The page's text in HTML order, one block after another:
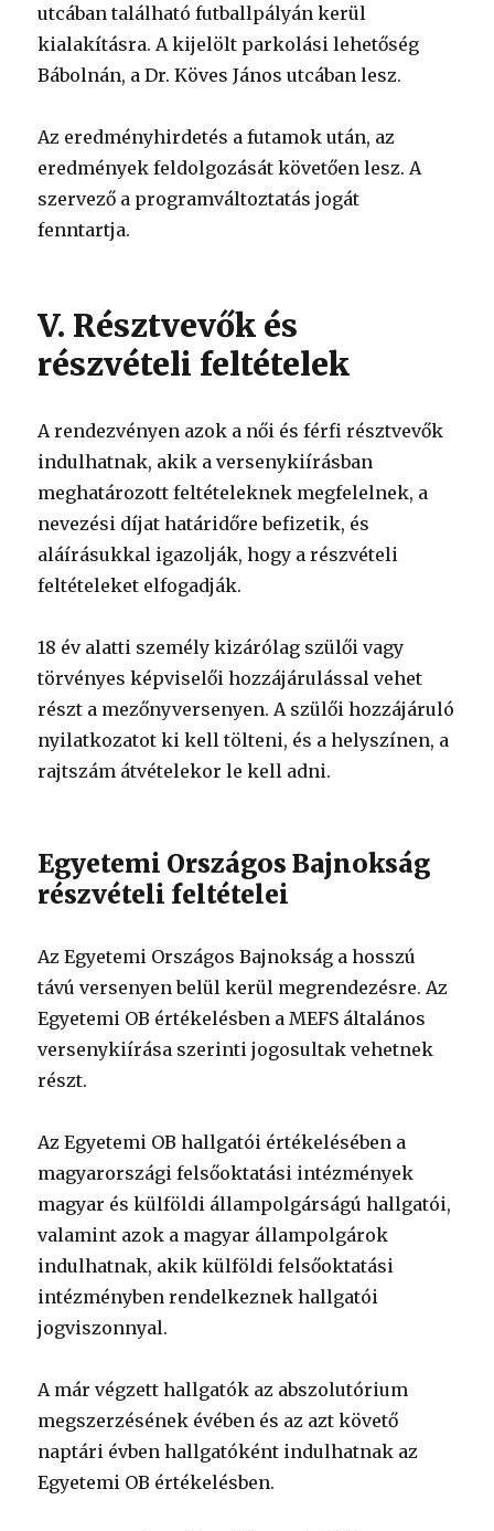
utcában található futballpályán kerül
kialakításra. A kijelölt parkolási lehetőség
Bábolnán, a Dr. Köves János utcában lesz.
Az eredményhirdetés a futamok után, az
eredmények feldolgozását követően lesz. A
szervező a programváltoztatás jogát
fenntartja.
V. Résztvevők és
részvételi feltételek
A rendezvényen azok a női és férfi résztvevők
indulhatnak, akik a versenykiírásban
meghatározott feltételeknek megfelelnek, a
nevezési díjat határidőre befizetik, és
aláírásukkal igazolják, hogy a részvételi
feltételeket elfogadják.
18 év alatti személy kizárólag szülői vagy
törvényes képviselői hozzájárulással vehet
részt a mezőnyversenyen. A szülői hozzájáruló
nyilatkozatot ki kell tölteni, és a helyszínen, a
rajtszám átvételekor le kell adni.
Egyetemi Országos Bajnokság
részvételi feltételei
Az Egyetemi Országos Bajnokság a hosszú
távú versenyen belül kerül megrendezésre. Az
Egyetemi OB értékelésben a MEFS általános
versenykiírása szerinti jogosultak vehetnek
részt.
Az Egyetemi OB hallgatói értékelésében a
magyarországi felsőoktatási intézmények
magyar és külföldi állampolgárságú hallgatói,
valamint azok a magyar állampolgárok
indulhatnak, akik külföldi felsőoktatási
intézményben rendelkeznek hallgatói
jogviszonnyal.
A már végzett hallgatók az abszolutórium
megszerzésének évében és az azt követő
naptári évben hallgatóként indulhatnak az
Egyetemi OB értékelésben.